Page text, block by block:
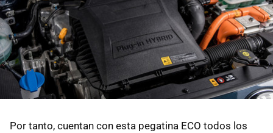
Por tanto, cuentan con esta pegatina ECO todos los